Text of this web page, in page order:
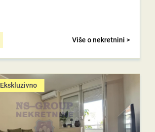
Više o nekretnini >
Ekskluzivno